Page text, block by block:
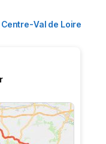
Val de Loire